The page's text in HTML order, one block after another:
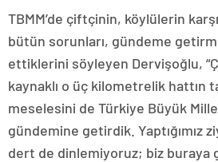
TBMM’de çiftçinin, köylülerin
bütün sorunları, gündeme
ettiklerini söyleyen Dervişoğlu,
kaynaklı o üç kilometrelik hattın
meselesini de Türkiye Büyük
gündemine getirdik. Yaptığımız
dert de dinlemiyoruz; biz buraya